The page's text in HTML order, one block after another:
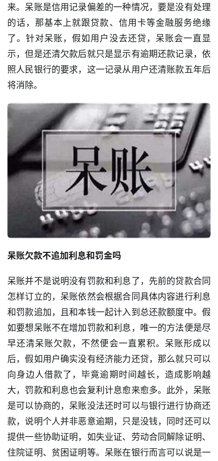
子
信
息
信
用
卡
期
催
收
贷
款
来。呆账是信用记录偏差的一种情况，要是没有处理
的话，那基本上就跟贷款、信用卡等金融服务绝缘
了。针对呆账，假如用户没去还贷，呆账会一直显
示，但是还清欠款后就只是显示有逾期还款记录，依
照人民银行的要求，这一记录从用户还清账款五年后
将消除。
呆账欠款不追加利息和罚金吗
呆账并不是说明没有罚款和利息了，先前的贷款合同
怎样订立的，呆账依然会根据合同具体内容进行利息
和罚款追加，且和本钱一起计入到总还款额度中。假
如要想呆账不在增加罚款和利息，唯一的方法便是尽
早还清呆账欠款，不然便会一直累积。呆账形成以
后，假如用户确实没有经济能力还贷，那么就只可以
向身边人借款了，毕竟逾期时间越长，造成影响越
大，罚款和利息也会复利计息愈来愈多。此外，呆账
是可以协商的，呆账没法还时可以与银行进行协商还
款，说明个人并非恶意逾期，只是没钱，同时还可以
提供一些协助证明，如失业证、劳动合同解除证明、
住院证明、贫困证明等。呆账在银行而言可以说是一